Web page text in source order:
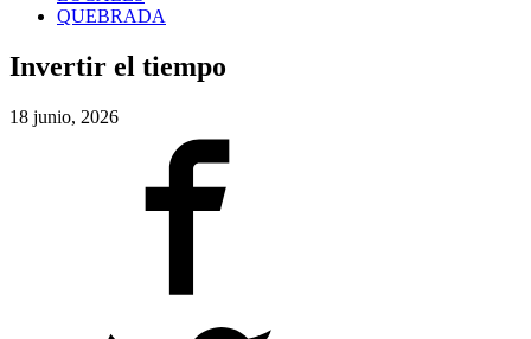
QUEBRADA
Invertir el tiempo
18 junio, 2026